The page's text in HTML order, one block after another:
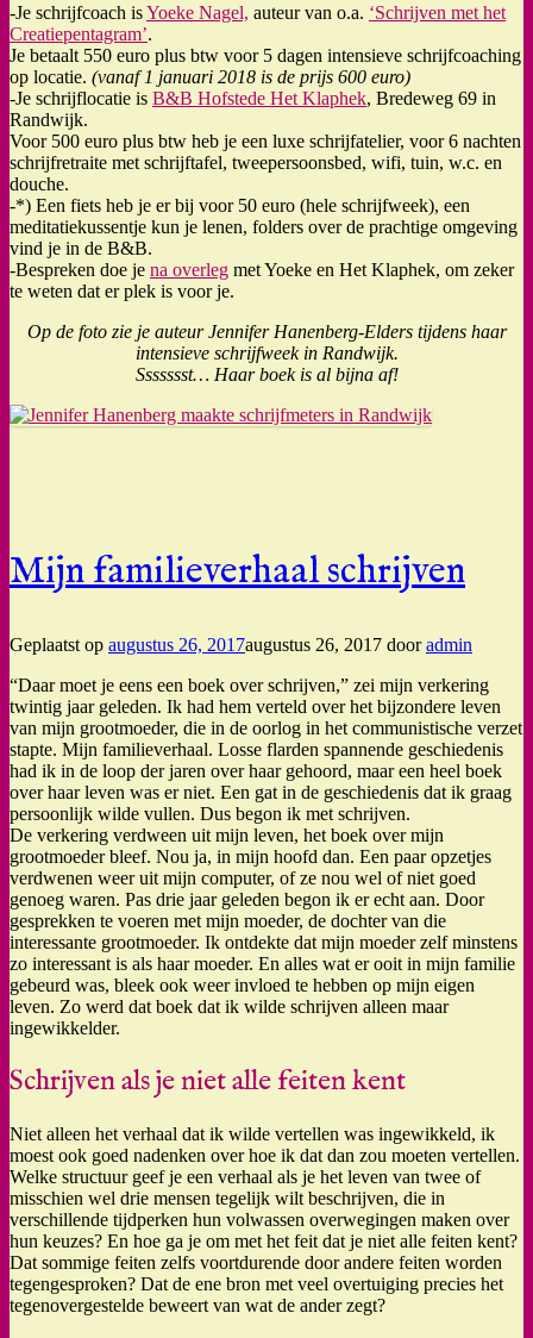
-Je schrijfcoach isYoeke Nagel, auteur van o.a. ‘Schrijven met het
Creatiepentagram’.
Je betaalt 550 euro plus btw voor 5 dagen intensieve schrijfcoaching
op locatie. (vanaf 1 januari 2018 is de prijs 600 euro)
-Je schrijflocatie is B&B Hofstede Het Klaphek, Bredeweg 69 in
Randwijk.
Voor 500 euro plus btw heb je een luxe schrijfatelier, voor 6 nachten
schrijfretraite met schrijftafel, tweepersoonsbed, wifi, tuin, w.c. en
douche.
-*) Een fiets heb je er bij voor 50 euro (hele schrijfweek), een
meditatiekussentje kun je lenen, folders over de prachtige omgeving
vind je in de B&B.
-Bespreken doe je na overleg met Yoeke en Het Klaphek, om zeker
te weten dat er plek is voor je.
Op de foto zie je auteur Jennifer Hanenberg-Elders tijdens haar
intensieve schrijfweek in Randwijk.
Ssssssst… Haar boek is al bijna af!
Mijn familieverhaal schrijven
Geplaatst op augustus 26, 2017augustus 26, 2017 dooradmin
“Daar moet je eens een boek over schrijven,” zei mijn verkering
twintig jaar geleden. Ik had hem verteld over het bijzondere leven
van mijn grootmoeder, die in de oorlog in het communistische verzet
stapte. Mijn familieverhaal. Losse flarden spannende geschiedenis
had ik in de loop der jaren over haar gehoord, maar een heel boek
over haar leven was er niet. Een gat in de geschiedenis dat ik graag
persoonlijk wilde vullen. Dus begon ik met schrijven.
De verkering verdween uit mijn leven, het boek over mijn
grootmoeder bleef. Nou ja, in mijn hoofd dan. Een paar opzetjes
verdwenen weer uit mijn computer, of ze nou wel of niet goed
genoeg waren. Pas drie jaar geleden begon ik er echt aan. Door
gesprekken te voeren met mijn moeder, de dochter van die
interessante grootmoeder. Ik ontdekte dat mijn moeder zelf minstens
zo interessant is als haar moeder. En alles wat er ooit in mijn familie
gebeurd was, bleek ook weer invloed te hebben op mijn eigen
leven. Zo werd dat boek dat ik wilde schrijven alleen maar
ingewikkelder.
Schrijven als je niet alle feiten kent
Niet alleen het verhaal dat ik wilde vertellen was ingewikkeld, ik
moest ook goed nadenken over hoe ik dat dan zou moeten vertellen.
Welke structuur geef je een verhaal als je het leven van twee of
misschien wel drie mensen tegelijk wilt beschrijven, die in
verschillende tijdperken hun volwassen overwegingen maken over
hun keuzes? En hoe ga je om met het feit dat je niet alle feiten kent?
Dat sommige feiten zelfs voortdurende door andere feiten worden
tegengesproken? Dat de ene bron met veel overtuiging precies het
tegenovergestelde beweert van wat de ander zegt?